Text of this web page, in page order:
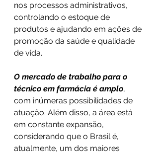
nos processos administrativos,
controlando o estoque de
produtos e ajudando em ações de
promoção da saúde e qualidade
de vida.
O mercado de trabalho para o
técnico em farmácia é amplo,
com inúmeras possibilidades de
atuação. Além disso, a área está
em constante expansão,
considerando que o Brasil é,
atualmente, um dos maiores